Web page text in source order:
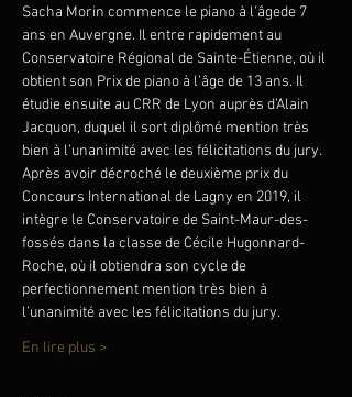
Sacha Morin commence le piano à l’âgede 7
ans en Auvergne. Il entre rapidement au
Conservatoire Régional de Sainte-Étienne, où il
obtient son Prix de piano à l’âge de 13 ans. Il
étudie ensuite au CRR de Lyon auprès d’Alain
Jacquon, duquel il sort diplômé mention très
bien à l’unanimité avec les félicitations du jury.
Après avoir décroché le deuxième prix du
Concours International de Lagny en 2019, il
intègre le Conservatoire de Saint-Maur-des-
fossés dans la classe de Cécile Hugonnard-
Roche, où il obtiendra son cycle de
perfectionnement mention très bien à
l’unanimité avec les félicitations du jury.
En lire plus >